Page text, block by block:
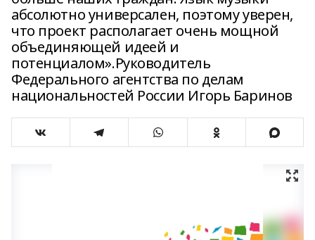
абсолютно универсален, поэтому уверен,
что проект располагает очень мощной
объединяющей идеей и
потенциалом».Руководитель
Федерального агентства по делам
национальностей России Игорь Баринов